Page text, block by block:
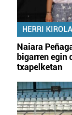
zerbitzuak
baliatzen gara.
erabiltzeko
irakurri
HERRI
Naiara
bigarren egin
txapelketan